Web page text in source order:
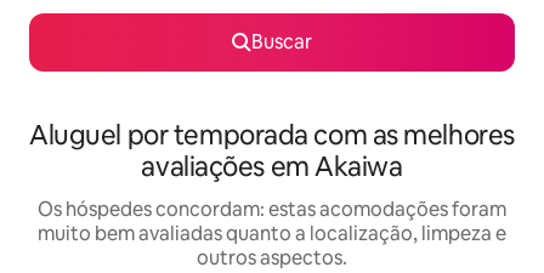
Buscar
Aluguel por temporada com as melhores
avaliações em Akaiwa
Os hóspedes concordam: estas acomodações foram
muito bem avaliadas quanto a localização, limpeza e
outros aspectos.